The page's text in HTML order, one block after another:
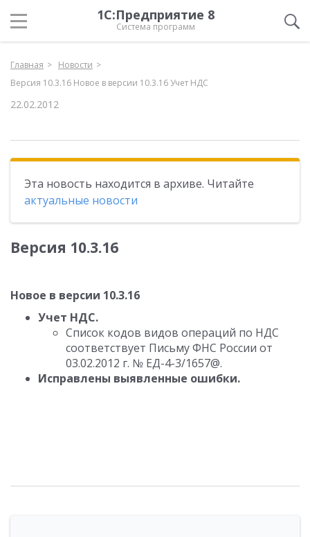
1С:Предприятие 8
Система программ
Главная
Новости
Версия 10.3.16 Новое в версии 10.3.16 Учет НДС
22.02.2012
Эта новость находится в архиве. Читайте
актуальные новости
Версия 10.3.16
Новое в версии 10.3.16
Учет НДС.
Список кодов видов операций по НДС
соответствует Письму ФНС России от
03.02.2012 г. № ЕД-4-3/1657@.
Исправлены выявленные ошибки.